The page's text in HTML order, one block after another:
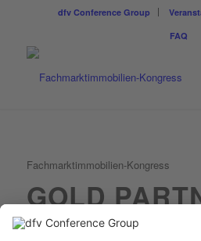
dfv Conference Group
FAQ
Fachmarktimmobilien-Kongress
GOLD